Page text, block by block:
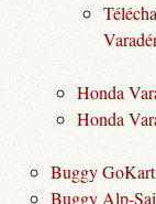
Honda
Honda
Buggy
Buggy Alp-